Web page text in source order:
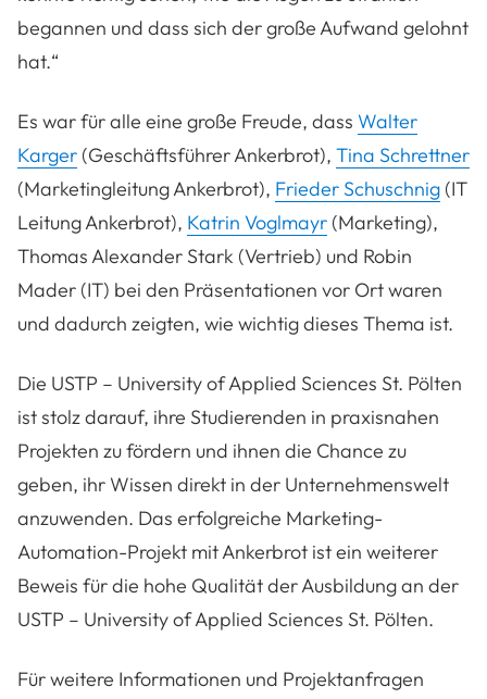
begannen und dass sich der große Aufwand gelohnt
hat.“
Es war für alle eine große Freude, dass Walter
Karger (Geschäftsführer Ankerbrot), Tina Schrettner
(Marketingleitung Ankerbrot), Frieder Schuschnig (IT
Leitung Ankerbrot), Katrin Voglmayr (Marketing),
Thomas Alexander Stark (Vertrieb) und Robin
Mader (IT) bei den Präsentationen vor Ort waren
und dadurch zeigten, wie wichtig dieses Thema ist.
Die USTP – University of Applied Sciences St. Pölten
ist stolz darauf, ihre Studierenden in praxisnahen
Projekten zu fördern und ihnen die Chance zu
geben, ihr Wissen direkt in der Unternehmenswelt
anzuwenden. Das erfolgreiche Marketing-
Automation-Projekt mit Ankerbrot ist ein weiterer
Beweis für die hohe Qualität der Ausbildung an der
USTP – University of Applied Sciences St. Pölten.
Für weitere Informationen und Projektanfragen